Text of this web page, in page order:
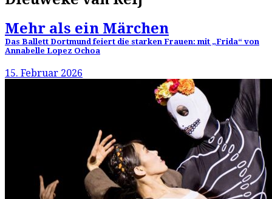
Mehr als ein Märchen
Das Ballett Dortmund feiert die starken Frauen: mit „Frida“ von
Annabelle Lopez Ochoa
15. Februar 2026